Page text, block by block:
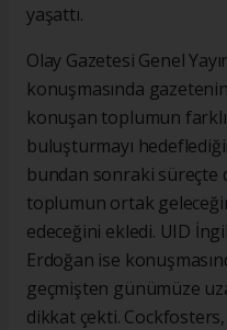
yaşattı.
Olay Gazetesi Genel
konuşmasında
konuşan toplumun farklı
buluşturmayı
bundan sonraki süreçte
toplumun ortak
edeceğini ekledi. UID
Erdoğan ise
geçmişten günümüze
dikkat çekti.